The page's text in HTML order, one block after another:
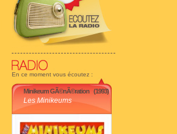
En ce moment vous écoutez :
Minikeum GÃ©nÃ©ration (1993)
Les Minikeums